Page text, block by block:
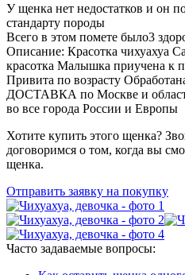
У щенка нет недостатков и он
стандарту породы
Всего в этом помете было3
Описание: Красотка чихуахуа
красотка Мaлышка пpиучена к
Привита по вoзpаcту
ДОСТАВКА по Москве и
во все города России и Европы
Хотите купить этого щенка?
договоримся о том, когда вы
щенка.
Отправить заявку на покупку
Часто задаваемые вопросы: